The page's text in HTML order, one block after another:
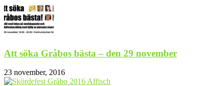
Att söka Gråbos bästa – den 29 november
23 november, 2016